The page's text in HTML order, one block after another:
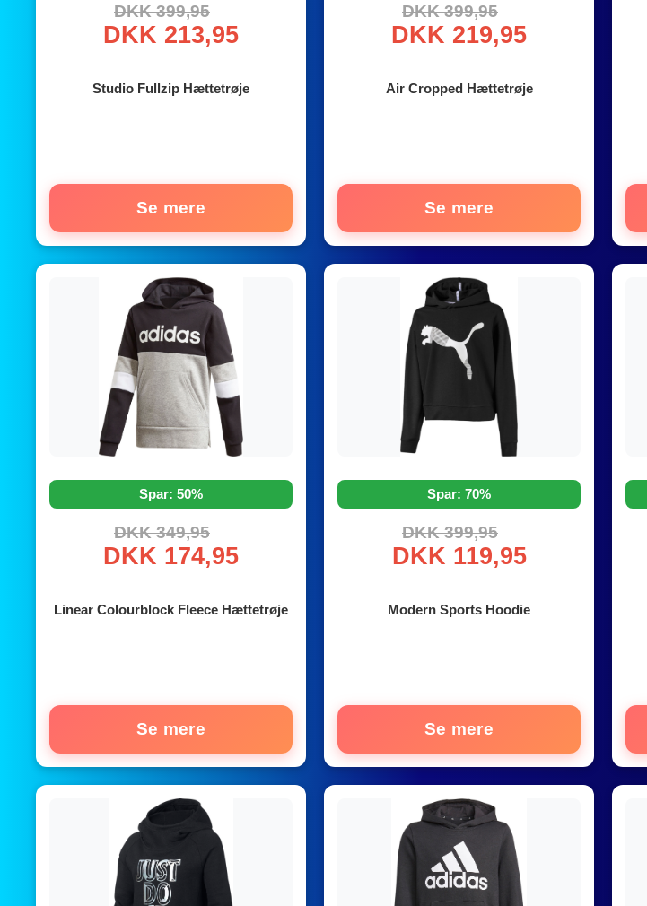
DKK 399,95
DKK 213,95
Studio Fullzip Hættetrøje
Se mere
DKK 399,95
DKK 219,95
Air Cropped Hættetrøje
Se mere
Spar: 50%
DKK 349,95
DKK 174,95
Linear Colourblock Fleece Hættetrøje
Se mere
Spar: 70%
DKK 399,95
DKK 119,95
Modern Sports Hoodie
Se mere